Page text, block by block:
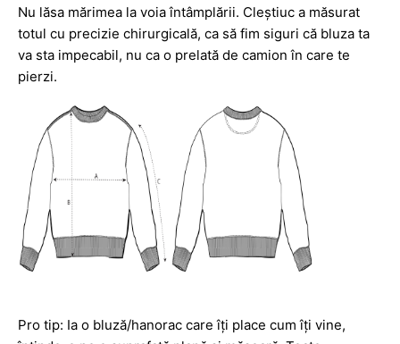
Nu lăsa mărimea la voia întâmplării. Cleștiuc a măsurat
totul cu precizie chirurgicală, ca să fim siguri că bluza ta
va sta impecabil, nu ca o prelată de camion în care te
pierzi.
Pro tip: Ia o bluză/hanorac care îți place cum îți vine,